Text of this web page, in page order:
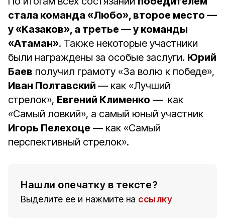
стала команда «Любо», второе место —
у «Казаков», а третье — у команды
«Атаман». Также некоторые участники
были награждены за особые заслуги. Юрий
Баев получил грамоту «За волю к победе»,
Иван Полтавский — как «Лучший
стрелок», Евгений Клименко — как
«Самый ловкий», а самый юный участник
Игорь Пелехоце — как «Самый
перспективный стрелок».
Нашли опечатку в тексте?
Выделите ее и нажмите на ссылку